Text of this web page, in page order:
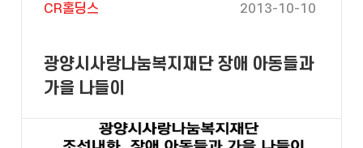
CR홀딩스 2013-10-10
광양시사랑나눔복지재단 장애 아동들과
가을 나들이